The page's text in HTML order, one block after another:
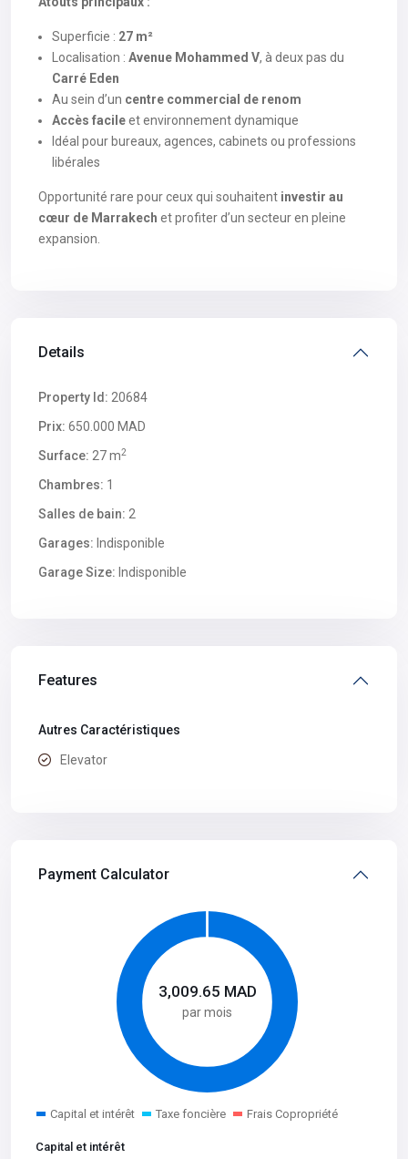
Superficie : 27 m²
Localisation : Avenue Mohammed V, à deux pas du
Carré Eden
Au sein d’un centre commercial de renom
Accès facileet environnement dynamique
Idéal pour bureaux, agences, cabinets ou professions
libérales
Opportunité rare pour ceux qui souhaitent investir au
cœur de Marrakech et profiter d’un secteur en pleine
expansion.
Details
Property Id: 20684
Prix: 650.000 MAD
Surface: 27 m2
Chambres: 1
Salles de bain: 2
Garages: Indisponible
Garage Size: Indisponible
Features
Autres Caractéristiques
Elevator
Payment Calculator
3,009.65 MAD
par mois
Capital et intérêt Taxe foncière Frais Copropriété
Capital et intérêt